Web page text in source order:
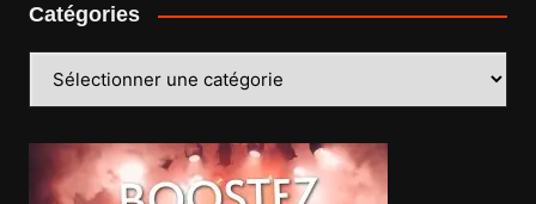
Catégories